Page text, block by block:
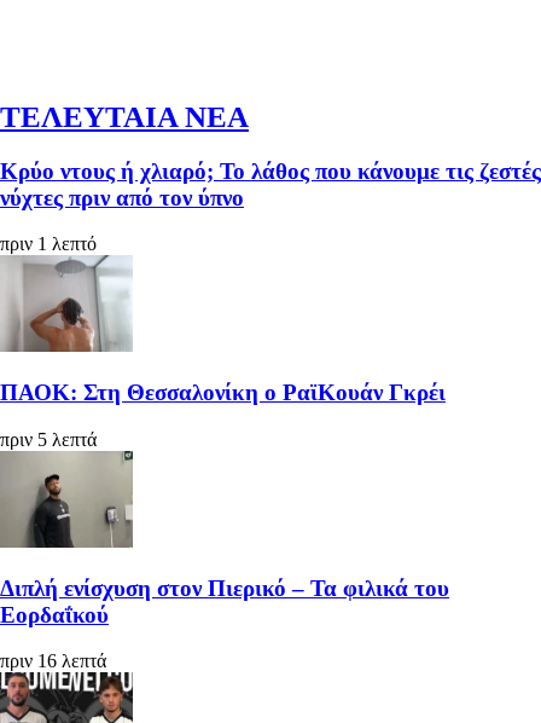
ΤΕΛΕΥΤΑΙΑ ΝΕΑ
Κρύο ντους ή χλιαρό; Το λάθος που κάνουμε τις ζεστές
νύχτες πριν από τον ύπνο
πριν 1 λεπτό
ΠΑΟΚ: Στη Θεσσαλονίκη ο ΡαϊΚουάν Γκρέι
πριν 5 λεπτά
Διπλή ενίσχυση στον Πιερικό – Τα φιλικά του
Εορδαΐκού
πριν 16 λεπτά